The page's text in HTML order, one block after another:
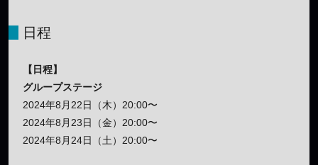
日程
【日程】
グループステージ
2024年8月22日（木）20:00〜
2024年8月23日（金）20:00〜
2024年8月24日（土）20:00〜